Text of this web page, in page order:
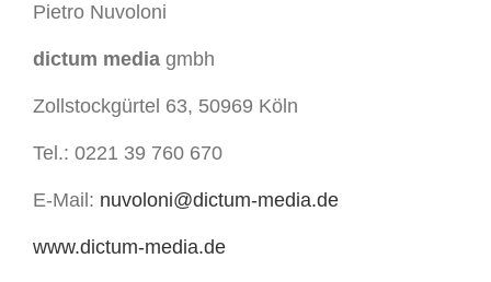
Pietro Nuvoloni
dictum media gmbh
Zollstockgürtel 63, 50969 Köln
Tel.: 0221 39 760 670
E-Mail: nuvoloni@dictum-media.de
www.dictum-media.de